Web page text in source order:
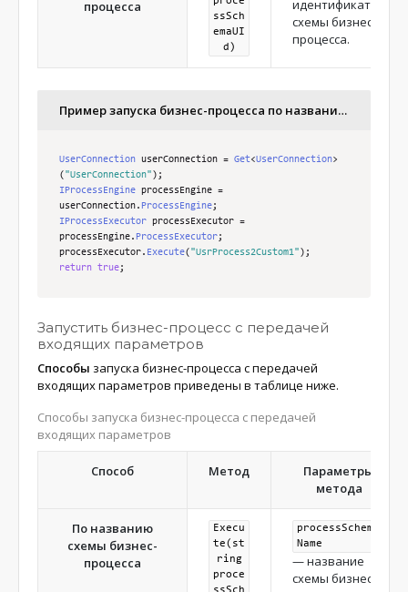
процесса
ssSch
emaUI
d)
идентификатор
схемы бизнес-
процесса.
Пример запуска бизнес-процесса по названию схемы бизнес-процесса
UserConnection userConnection = Get<UserConnection>
( "UserConnection" );
IProcessEngine processEngine =
userConnection. ProcessEngine;
IProcessExecutor processExecutor =
processEngine. ProcessExecutor;
processExecutor. Execute( "UsrProcess2Custom1" );
return true;
Запустить бизнес-процесс с передачей
входящих параметров
Способы запуска бизнес-процесса с передачей
входящих параметров приведены в таблице ниже.
Способы запуска бизнес-процесса с передачей
входящих параметров
Способ Метод
Параметры
метода
По названию
схемы бизнес-
процесса
Execu
te(st
ring
proce
processSchema
Name
— название
схемы бизнес-